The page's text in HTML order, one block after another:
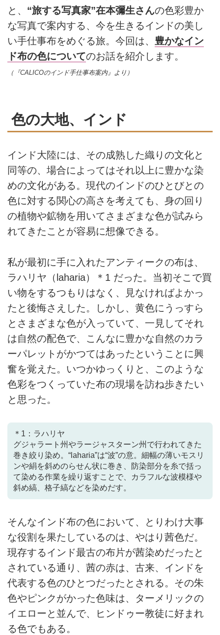
と、 “旅する写真家”在本彌生さんの色彩豊か
な写真で案内する、今を生きるインドの美し
い手仕事布をめぐる旅。今回は、 豊かなイン
ド布の色についてのお話を紹介します。
（『CALICOのインド手仕事布案内』より）
色の大地、インド
インド大陸には、その成熟した織りの文化と
同等の、場合によってはそれ以上に豊かな染
めの文化がある。現代のインドのひとびとの
色に対する関心の高さを考えても、身の回り
の植物や鉱物を用いてさまざまな色が試みら
れてきたことが容易に想像できる。
私が最初に手に入れたアンティークの布は、
ラハリヤ（laharia）＊1 だった。当初そこで買
い物をするつもりはなく、見なければよかっ
たと後悔さえした。しかし、黄色にうっすら
とさまざまな色が入っていて、一見してそれ
は自然の配色で、こんなに豊かな自然のカラ
ーパレットがかつてはあったということに興
奮を覚えた。いつかゆっくりと、このような
色彩をつくっていた布の現場を訪ね歩きたい
と思った。
＊1：ラハリヤ
グジャラート州やラージャスターン州で行われてきた
巻き絞り染め。“laharia”は“波”の意。細幅の薄いモスリ
ンや絹を斜めのらせん状に巻き、防染部分を糸で括っ
て染める作業を繰り返すことで、カラフルな波模様や
斜め縞、格子縞などを染めだす。
そんなインド布の色において、とりわけ大事
な役割を果たしているのは、やはり茜色だ。
現存するインド最古の布片が茜染めだったと
されている通り、茜の赤は、古来、インドを
代表する色のひとつだったとされる。その朱
色やピンクがかった色味は、ターメリックの
イエローと並んで、ヒンドゥー教徒に好まれ
る色でもある。